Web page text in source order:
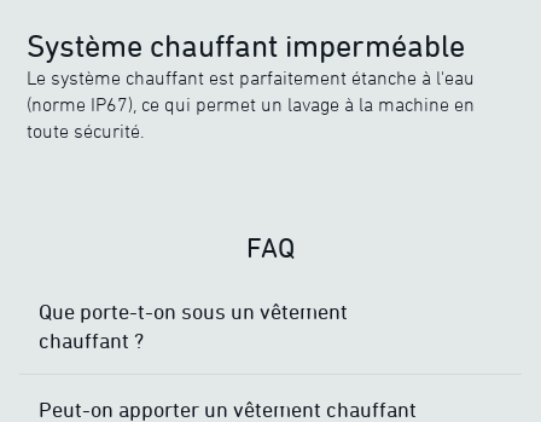
Système chauffant imperméable
Le système chauffant est parfaitement étanche à l'eau
(norme IP67), ce qui permet un lavage à la machine en
toute sécurité.
FAQ
Que porte-t-on sous un vêtement
chauffant ?
Peut-on apporter un vêtement chauffant